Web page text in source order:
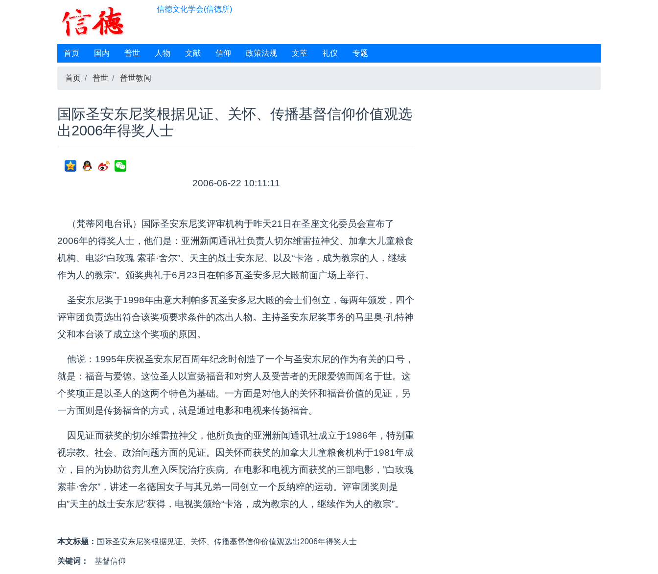
信德文化学会(信德所)
首页 国内 普世 人物 文献 信仰 政策法规 文萃 礼仪 专题
首页 普世 普世教闻
国际圣安东尼奖根据见证、关怀、传播基督信仰价值观选
出2006年得奖人士
2006-06-22 10:11:11
（梵蒂冈电台讯）国际圣安东尼奖评审机构于昨天21日在圣座文化委员会宣布了
2006年的得奖人士，他们是：亚洲新闻通讯社负责人切尔维雷拉神父、加拿大儿童粮食
机构、电影“白玫瑰 索菲·舍尔”、天主的战士安东尼、以及“卡洛，成为教宗的人，继续
作为人的教宗”。颁奖典礼于6月23日在帕多瓦圣安多尼大殿前面广场上举行。
圣安东尼奖于1998年由意大利帕多瓦圣安多尼大殿的会士们创立，每两年颁发，四个
评审团负责选出符合该奖项要求条件的杰出人物。主持圣安东尼奖事务的马里奥·孔特神
父和本台谈了成立这个奖项的原因。
他说：1995年庆祝圣安东尼百周年纪念时创造了一个与圣安东尼的作为有关的口号，
就是：福音与爱德。这位圣人以宣扬福音和对穷人及受苦者的无限爱德而闻名于世。这
个奖项正是以圣人的这两个特色为基础。一方面是对他人的关怀和福音价值的见证，另
一方面则是传扬福音的方式，就是通过电影和电视来传扬福音。
因见证而获奖的切尔维雷拉神父，他所负责的亚洲新闻通讯社成立于1986年，特别重
视宗教、社会、政治问题方面的见证。因关怀而获奖的加拿大儿童粮食机构于1981年成
立，目的为协助贫穷儿童入医院治疗疾病。在电影和电视方面获奖的三部电影，”白玫瑰
索菲·舍尔”，讲述一名德国女子与其兄弟一同创立一个反纳粹的运动。评审团奖则是
由”天主的战士安东尼”获得，电视奖颁给“卡洛，成为教宗的人，继续作为人的教宗”。
本文标题： 国际圣安东尼奖根据见证、关怀、传播基督信仰价值观选出2006年得奖人士
关键词： 基督信仰